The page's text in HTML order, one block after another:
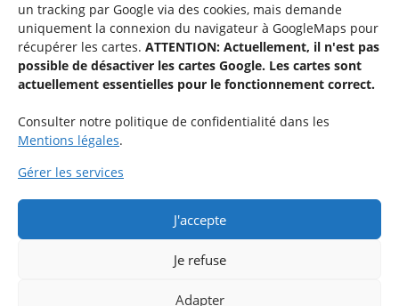
un tracking par Google via des cookies, mais demande
uniquement la connexion du navigateur à GoogleMaps pour
récupérer les cartes. ATTENTION: Actuellement, il n'est pas
possible de désactiver les cartes Google. Les cartes sont
actuellement essentielles pour le fonctionnement correct.
Consulter notre politique de confidentialité dans les
Mentions légales.
Gérer les services
J'accepte
Je refuse
Adapter
Service national de la jeunesse
48-50 rue Charles Martel
Rejoignez le groupe « Aide-Animateur / Animateur / Aide-